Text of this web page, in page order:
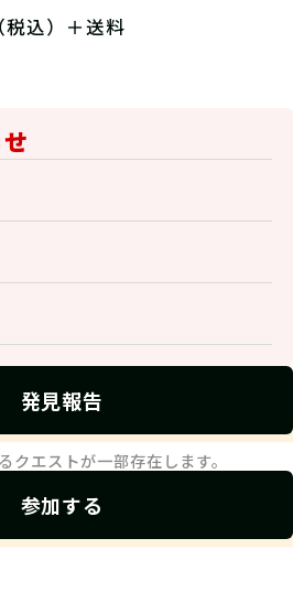
税込）＋送料
発見報告
エストが一部存在します。
参加する